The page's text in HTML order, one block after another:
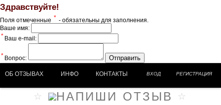
Здравствуйте!
Поля отмеченные * - обязательны для заполнения.
Ваше имя:
* Ваш e-mail:
* Вопрос: Отправить
ОБ ОТЗЫВАХ ИНФО КОНТАКТЫ ВХОД РЕГИСТРАЦИЯ